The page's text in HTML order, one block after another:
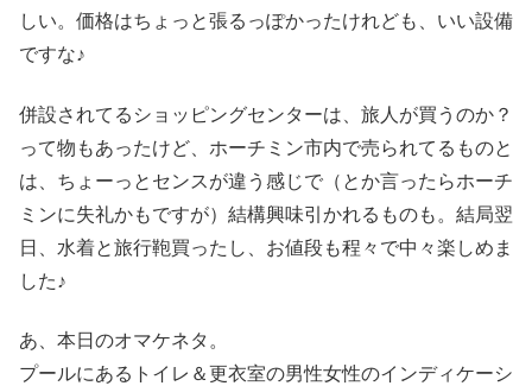
しい。価格はちょっと張るっぽかったけれども、いい設備
ですな♪
併設されてるショッピングセンターは、旅人が買うのか？
って物もあったけど、ホーチミン市内で売られてるものと
は、ちょーっとセンスが違う感じで（とか言ったらホーチ
ミンに失礼かもですが）結構興味引かれるものも。結局翌
日、水着と旅行鞄買ったし、お値段も程々で中々楽しめま
した♪
あ、本日のオマケネタ。
プールにあるトイレ＆更衣室の男性女性のインディケーシ